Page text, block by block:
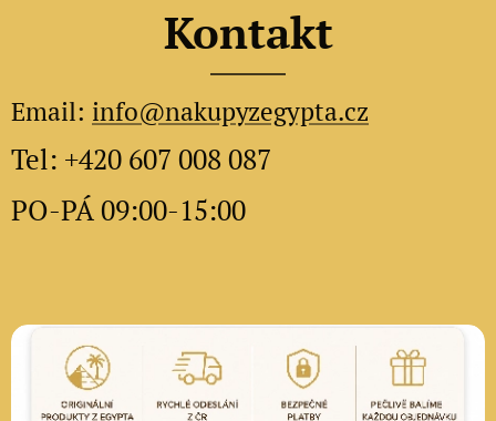
Kontakt
Email: info@nakupyzegypta.cz
Tel: +420 607 008 087
PO-PÁ 09:00-15:00